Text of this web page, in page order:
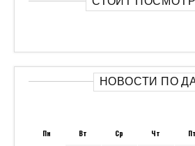
НОВОСТИ ПО
Пн Вт Ср Чт Пт